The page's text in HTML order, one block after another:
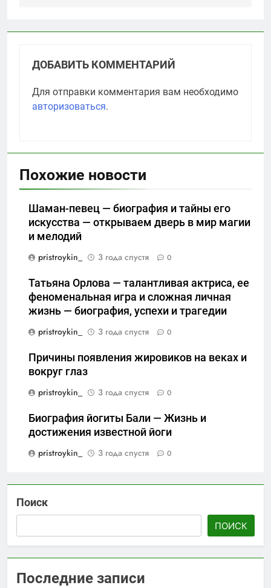
ДОБАВИТЬ КОММЕНТАРИЙ
Для отправки комментария вам необходимо
авторизоваться.
Похожие новости
Шаман-певец — биография и тайны его
искусства — открываем дверь в мир магии
и мелодий
pristroykin_
3 года спустя 0
Татьяна Орлова — талантливая актриса, ее
феноменальная игра и сложная личная
жизнь — биография, успехи и трагедии
pristroykin_
3 года спустя 0
Причины появления жировиков на веках и
вокруг глаз
pristroykin_
3 года спустя 0
Биография йогиты Бали — Жизнь и
достижения известной йоги
pristroykin_
3 года спустя 0
Поиск
ПОИСК
Последние записи